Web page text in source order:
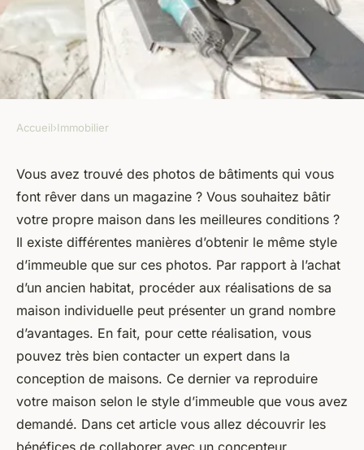
Un constructeur de maison
pour réaliser la maison de vos
rêves
armand•12 juin 2024• 10 min de lecture
Accueil›Immobilier
Vous avez trouvé des photos de bâtiments qui vous
font rêver dans un magazine ? Vous souhaitez bâtir
votre propre maison dans les meilleures conditions ?
Il existe différentes manières d’obtenir le même style
d’immeuble que sur ces photos. Par rapport à l’achat
d’un ancien habitat, procéder aux réalisations de sa
maison individuelle peut présenter un grand nombre
d’avantages. En fait, pour cette réalisation, vous
pouvez très bien contacter un expert dans la
conception de maisons. Ce dernier va reproduire
votre maison selon le style d’immeuble que vous avez
demandé. Dans cet article vous allez découvrir les